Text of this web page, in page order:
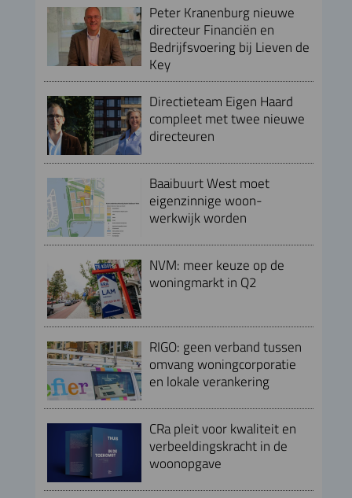
Peter Kranenburg nieuwe
directeur Financiën en
Bedrijfsvoering bij Lieven de
Key
Directieteam Eigen Haard
compleet met twee nieuwe
directeuren
Baaibuurt West moet
eigenzinnige woon-
werkwijk worden
NVM: meer keuze op de
woningmarkt in Q2
RIGO: geen verband tussen
omvang woningcorporatie
en lokale verankering
CRa pleit voor kwaliteit en
verbeeldingskracht in de
woonopgave